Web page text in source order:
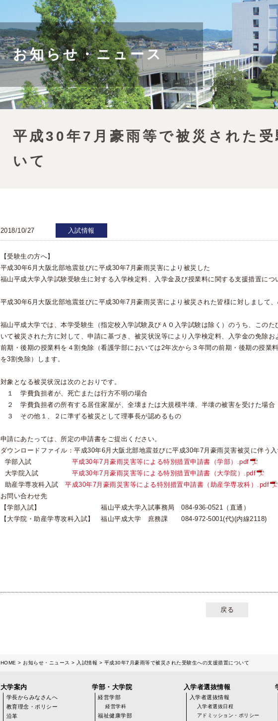
お知らせ・ニュース
平成30年7月豪雨等で被災された
いて
2018/10/27 入試情報
【受験生の方へ】
平成30年6月大阪北部地震並びに平成30年7月豪雨災害により被災した
福山平成大学入学試験受験生に対する入学検定料、入学金及び授業料に関する支援措置につ
平成30年6月大阪北部地震並びに平成30年7月豪雨災害により被災された皆様に対しまして、
福山平成大学では、本学受験生（指定校入学試験及びＡＯ入学試験は除く）のうち、この
いて被災された方に対して、申請に基づき、被災状況等により入学検定料、入学金の免除
前期・後期の授業料を４割免除（看護学部においては2年次から３年間の前期・後期の授業
を3割免除）します。
対象となる被災状況は次のとおりです。
１ 学費負担者が、死亡または行方不明の場合
２ 学費負担者の所有する居住家屋が、全壊または大規模半壊、半壊の被害を受けた場合
３ その他１、２に準ずる被災として理事長が認めるもの
申請にあたっては、所定の申請書をご提出ください。
ダウンロードファイル：平成30年6月大阪北部地震並びに平成30年7月豪雨災害被災に伴う
学部入試 平成30年7月豪雨災害等による特別措置申請書（学部）.pdf
大学院入試 平成30年7月豪雨災害等による特別措置申請書（大学院）.pdf
助産学専攻科入試 平成30年7月豪雨災害等による特別措置申請書（助産学専攻科）.pdf
お問い合わせ先
【学部入試】 福山平成大学入試事務局 084-936-0521（直通）
【大学院・助産学専攻科入試】 福山平成大学 庶務課 084-972-5001(代)(内線2118)
戻る
HOME お知らせ・ニュース 入試情報 平成30年7月豪雨等で被災された受験生への支援措置について
大学案内
学長からみなさんへ
教育理念・ポリシー
沿革
学部・大学院
経営学部
経営学科
福祉健康学部
入学者選抜情報
入学者選抜情報
入学者選抜日程
アドミッション・ポリシー